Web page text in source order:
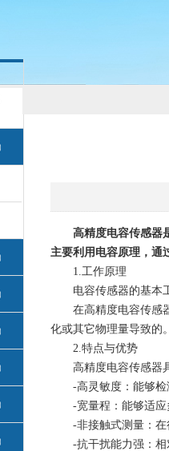
高精度电容传感器
主要利用电容原理，通
1.工作原理
电容传感器的基本工
在高精度电容传感器
化或其它物理量导致的
2.特点与优势
高精度电容传感器具
-高灵敏度：能够检
-宽量程：能够适应
-非接触式测量：在很
-抗干扰能力强：相